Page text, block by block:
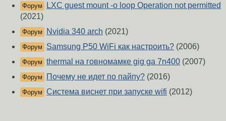
Форум
LXC guest mount -o loop Operation not permitted
(2021)
Форум Nvidia 340 arch (2021)
Форум Samsung P50 WiFi как настроить? (2006)
Форум thermal на говномамке gig ga 7n400 (2007)
Форум Почему не идет по пайпу? (2016)
Форум Система виснет при запуске wifi (2012)